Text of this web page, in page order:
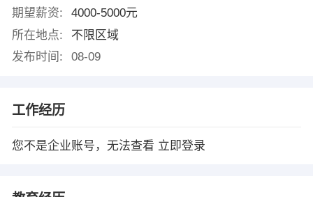
期望薪资:
4000-5000元
所在地点:
不限区域
发布时间:
08-09
工作经历
您不是企业账号，无法查看 立即登录